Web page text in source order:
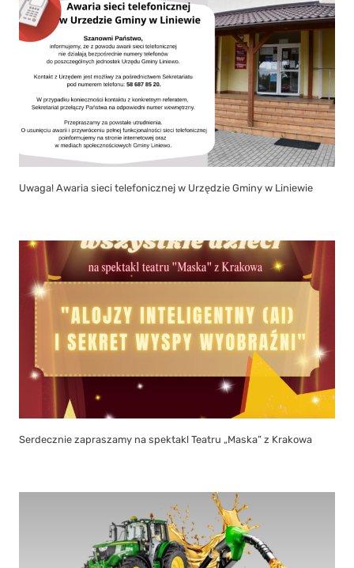
Uwaga! Awaria sieci telefonicznej w Urzędzie Gminy w Liniewie
Serdecznie zapraszamy na spektakl Teatru „Maska” z Krakowa